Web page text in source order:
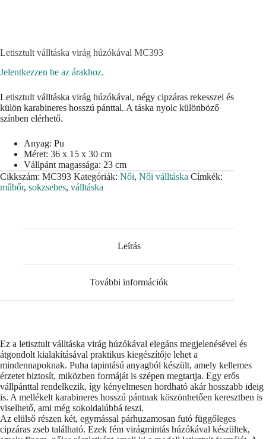
Letisztult válltáska virág húzókával MC393
Jelentkezzen be az árakhoz.
Letisztult válltáska virág húzókával, négy cipzáras rekesszel és
külön karabineres hosszú pánttal. A táska nyolc különböző
színben elérhető.
Anyag: Pu
Méret: 36 x 15 x 30 cm
Vállpánt magassága: 23 cm
Cikkszám: MC393 Kategóriák: Női, Női válltáska Címkék:
műbőr, sokzsebes, válltáska
Leírás
További információk
Ez a letisztult válltáska virág húzókával elegáns megjelenésével és
átgondolt kialakításával praktikus kiegészítője lehet a
mindennapoknak. Puha tapintású anyagból készült, amely kellemes
érzetet biztosít, miközben formáját is szépen megtartja. Egy erős
vállpánttal rendelkezik, így kényelmesen hordható akár hosszabb ideig
is. A mellékelt karabineres hosszú pántnak köszönhetően keresztben is
viselhető, ami még sokoldalúbbá teszi.
Az elülső részen két, egymással párhuzamosan futó függőleges
cipzáras zseb található. Ezek fém virágmintás húzókával készültek,